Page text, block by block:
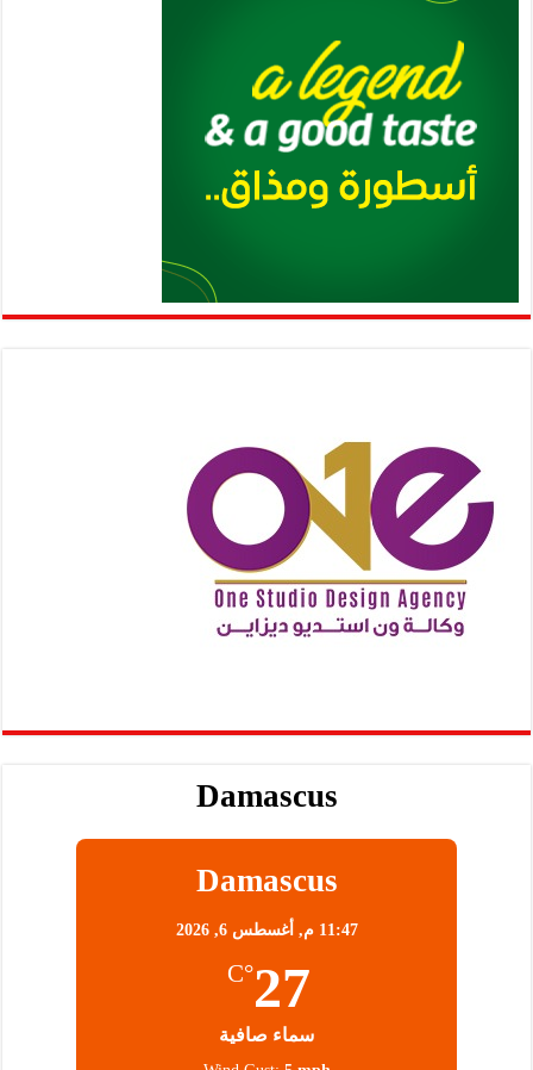
Damascus
Damascus
11:47 م, أغسطس 6, 2026
27
°C
سماء صافية